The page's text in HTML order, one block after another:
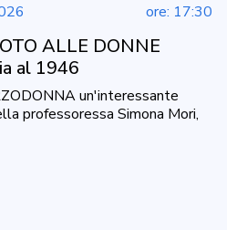
ore: 17:30
ALLE DONNE
al 1946
un'interessante
professoressa Simona Mori,